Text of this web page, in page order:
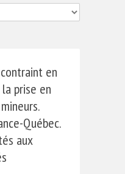
en
prise en
Québec.
aux